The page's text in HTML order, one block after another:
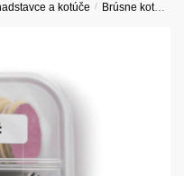
a kotúče / Brúsne kotúčiky